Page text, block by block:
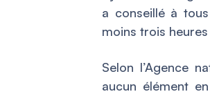
a conseillé à
moins trois
Selon l’Agence
aucun élément